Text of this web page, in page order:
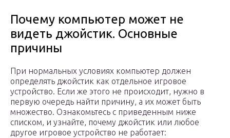
Почему компьютер может не
видеть джойстик. Основные
причины
При нормальных условиях компьютер должен
определять джойстик как отдельное игровое
устройство. Если же этого не происходит, нужно в
первую очередь найти причину, а их может быть
множество. Ознакомьтесь с приведенным ниже
списком, и узнайте, почему джойстик или любое
другое игровое устройство не работает: